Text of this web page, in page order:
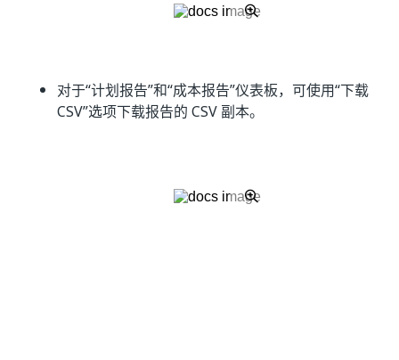
对于“计划报告”和“成本报告”仪表板，可使用“下载
CSV”选项下载报告的 CSV 副本。